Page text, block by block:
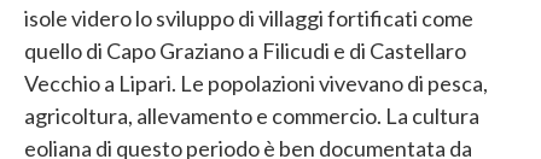
isole videro lo sviluppo di villaggi fortificati come
quello di Capo Graziano a Filicudi e di Castellaro
Vecchio a Lipari. Le popolazioni vivevano di pesca,
agricoltura, allevamento e commercio. La cultura
eoliana di questo periodo è ben documentata da